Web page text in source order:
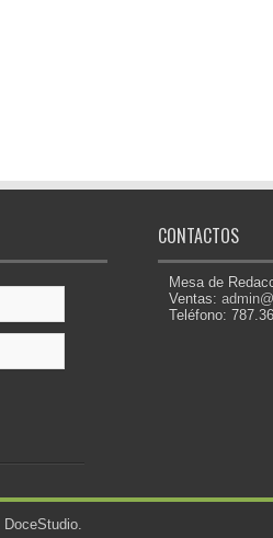
CONTACTOS
Mesa de
Ventas:
Teléfono:
DoceStudio.